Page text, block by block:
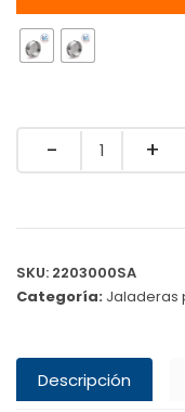
Quantity
SKU: 2203000SA
Categoría: Jaladeras
Descripción